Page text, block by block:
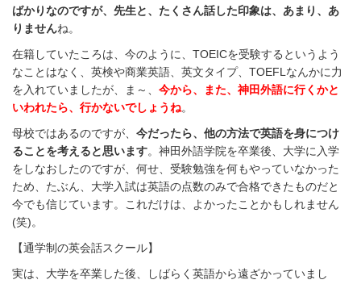
ばかりなのですが、先生と、たくさん話した印象は、あまり、あ
りませんね。
在籍していたころは、今のように、TOEICを受験するというよう
なことはなく、英検や商業英語、英文タイプ、TOEFLなんかに力
を入れていましたが、ま～、 今から、また、神田外語に行くかと
いわれたら、行かないでしょうね。
母校ではあるのですが、 今だったら、他の方法で英語を身につけ
ることを考えると思います。神田外語学院を卒業後、大学に入学
をしなおしたのですが、何せ、受験勉強を何もやっていなかった
ため、たぶん、大学入試は英語の点数のみで合格できたものだと
今でも信じています。これだけは、よかったことかもしれません
(笑)。
【通学制の英会話スクール】
実は、大学を卒業した後、しばらく英語から遠ざかっていまし